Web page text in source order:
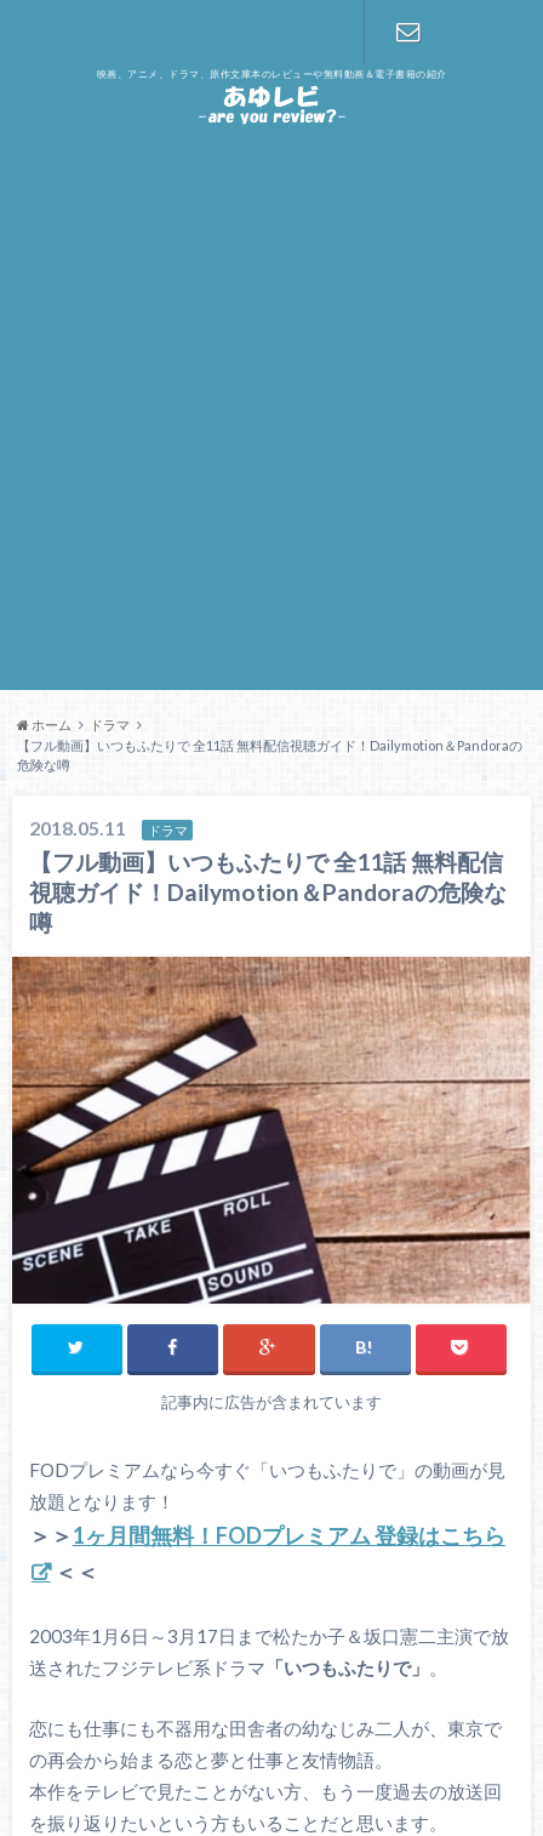
映画、アニメ、ドラマ、原作文庫本のレビューや無料動画＆電子書籍の紹介
ホーム
ドラマ
【フル動画】いつもふたりで 全11話 無料配信視聴ガイド！Dailymotion＆Pandoraの
危険な噂
2018.05.11 ドラマ
【フル動画】いつもふたりで 全11話 無料配信
視聴ガイド！Dailymotion＆Pandoraの危険な
噂
記事内に広告が含まれています
FODプレミアムなら今すぐ「いつもふたりで」の動画が見
放題となります！
＞＞ 1ヶ月間無料！FODプレミアム 登録はこちら
＜＜
2003年1月6日～3月17日まで松たか子＆坂口憲二主演で放
送されたフジテレビ系ドラマ 「いつもふたりで」 。
恋にも仕事にも不器用な田舎者の幼なじみ二人が、東京で
の再会から始まる恋と夢と仕事と友情物語。
本作をテレビで見たことがない方、もう一度過去の放送回
を振り返りたいという方もいることだと思います。